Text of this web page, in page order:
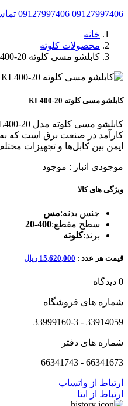
09127997406
09127997406
خانه
محصولات کلوته
کابلشو مسی کلوته KL400-20
کابلشو مسی کلوته KL400-20
کارآمد در صنعت برق است که
ایمن بین کابل‌ها و تجهیزات
موجودی انبار : موجود
ویژگی های کالا
جنس بدنه:مس
سطح مقطع:400-20
برند:کلوته
قیمت هر عدد : 15,620,000 ریال
0 دیدگاه
شماره های فروشگاه
33914059 - 33999160-3
شماره های دفتر
66341673 - 66341743
ارتباط از واتساپ
ارتباط از ایتا